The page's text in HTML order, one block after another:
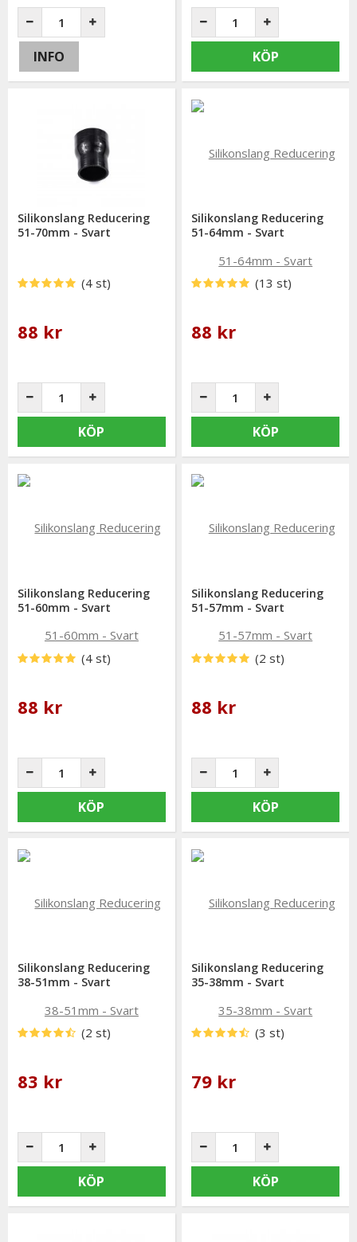
INFO KÖP
Silikonslang Reducering
51-70mm - Svart
(4 st)
88 kr
KÖP
Silikonslang Reducering
51-64mm - Svart
(13 st)
88 kr
KÖP
Silikonslang Reducering
51-60mm - Svart
(4 st)
88 kr
KÖP
Silikonslang Reducering
51-57mm - Svart
(2 st)
88 kr
KÖP
Silikonslang Reducering
38-51mm - Svart
(2 st)
83 kr
KÖP
Silikonslang Reducering
35-38mm - Svart
(3 st)
79 kr
KÖP